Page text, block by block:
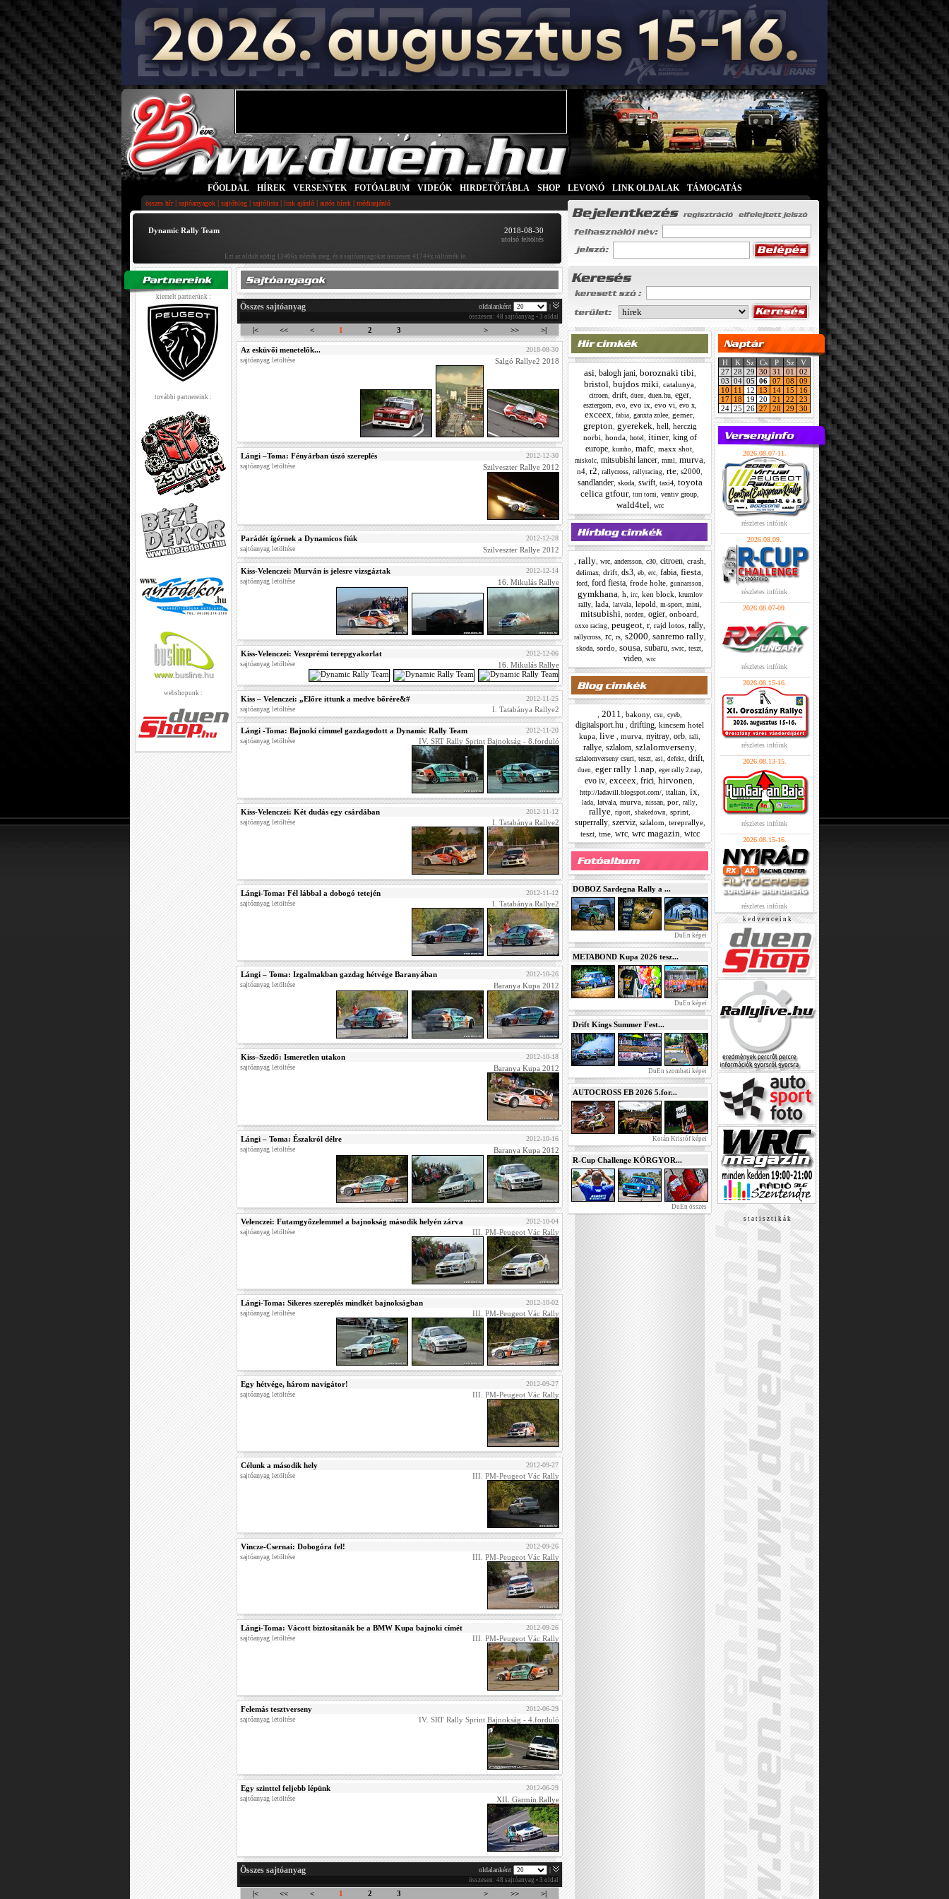
FŐOLDAL HÍREK VERSENYEK FOTÓALBUM VIDEÓK HIRDETŐTÁBLA SHOP LEVONÓ LINK OLDALAK TÁMOGATÁS
összes hír| sajtóanyagok | sajtóblog | sajtólista | link ajánló | autós hírek | médiaajánló
Dynamic Rally Team 2018-08-30
utolsó feltöltés
Ezt az oldalt eddig 13406x nézték meg, és a sajtóanyagokat összesen 41744x töltötték le.
kiemelt partnerünk :
további partnereink :
webshopunk :
Összes sajtóanyag oldalanként |
összesen: 48 sajtóanyag • 3 oldal
|< << < 1 2 3 > >> >|
Az esküvői menetelők...
2018-08-30
sajtóanyag letöltése
Salgó Rallye2 2018
Lángi –Toma: Fényárban úszó szereplés
2012-12-30
sajtóanyag letöltése
Szilveszter Rallye 2012
Parádét ígérnek a Dynamicos fiúk
2012-12-28
sajtóanyag letöltése
Szilveszter Rallye 2012
Kiss-Velenczei: Murván is jelesre vizsgáztak
2012-12-14
sajtóanyag letöltése
16. Mikulás Rallye
Kiss-Velenczei: Veszprémi terepgyakorlat
2012-12-06
sajtóanyag letöltése
16. Mikulás Rallye
Kiss – Velenczei: „Előre ittunk a medve bőrére&#
2012-11-25
sajtóanyag letöltése
I. Tatabánya Rallye2
Lángi -Toma: Bajnoki címmel gazdagodott a Dynamic Rally Team
2012-11-20
sajtóanyag letöltése
IV. SRT Rally Sprint Bajnokság - 8.forduló
Kiss-Velenczei: Két dudás egy csárdában
2012-11-12
sajtóanyag letöltése
I. Tatabánya Rallye2
Lángi-Toma: Fél lábbal a dobogó tetején
2012-11-12
sajtóanyag letöltése
I. Tatabánya Rallye2
Lángi – Toma: Izgalmakban gazdag hétvége Baranyában
2012-10-26
sajtóanyag letöltése
Baranya Kupa 2012
Kiss–Szedő: Ismeretlen utakon
2012-10-18
sajtóanyag letöltése
Baranya Kupa 2012
Lángi – Toma: Északról délre
2012-10-16
sajtóanyag letöltése
Baranya Kupa 2012
Velenczei: Futamgyőzelemmel a bajnokság második helyén zárva
2012-10-04
sajtóanyag letöltése
III. PM-Peugeot Vác Rally
Lángi-Toma: Sikeres szereplés mindkét bajnokságban
2012-10-02
sajtóanyag letöltése
III. PM-Peugeot Vác Rally
Egy hétvége, három navigátor!
2012-09-27
sajtóanyag letöltése
III. PM-Peugeot Vác Rally
Célunk a második hely
2012-09-27
sajtóanyag letöltése
III. PM-Peugeot Vác Rally
Vincze-Csernai: Dobogóra fel!
2012-09-26
sajtóanyag letöltése
III. PM-Peugeot Vác Rally
Lángi-Toma: Vácott biztosítanák be a BMW Kupa bajnoki címét
2012-09-26
sajtóanyag letöltése
III. PM-Peugeot Vác Rally
Felemás tesztverseny
2012-06-29
sajtóanyag letöltése
IV. SRT Rally Sprint Bajnokság - 4.forduló
Egy szinttel feljebb lépünk
2012-06-29
sajtóanyag letöltése
XII. Garmin Rallye
Összes sajtóanyag oldalanként |
összesen: 48 sajtóanyag • 3 oldal
|< << < 1 2 3 > >> >|
asi balogh jani, boroznaki tibi
bristol bujdos miki catalunya,
citroen, drift, duen duen.hu, eger,
esztergom evo, evo ix evo vi evo x,
exceex fabia ganxta zolee gemer
grepton gyerekek hell herczig
norbi honda, hotel itiner, king of
europe kumho mafc maxx shot
miskolc, mitsubishi lancer, mml murva
n4 r2 rallycross rallyracing rte s2000
sandlander, skoda, swift, taxi4, toyota
celica gtfour, turi tomi ventiv group
wald4tel wrc
rally, wrc, andersson, c30, citroen, crash
delimax drift ds3 eb erc fabia fiesta
ford, ford fiesta, frode holte, gunnarsson
gymkhana h irc, ken block
krumlov
rally, lada, latvala, lepold m-sport, mini
mitsubishi norden ogier onboard
oxxo racing peugeot, r, rajd lotos, rally,
rallycross, rc, rs, s2000 sanremo rally,
skoda sordo sousa subaru swrc teszt
video wrc
2011 bakony, csu cyeb
digitalsport.hu drifting kincsem hotel
kupa live murva nyitray orb rali
rallye, szlalom, szlalomverseny,
szlalomverseny csuri teszt, asi defekt, drift,
duen eger rally 1.nap eger rally 2.nap,
evo iv exceex frici hirvonen
http://ladavill.blogspot.com/ italian ix
lada latvala murva nissan por rally
rallye riport shakedown sprint
superrally, szerviz, szlalom tereprallye,
teszt, tme, wrc, wrc magazin wtcc
DOBOZ Sardegna Rally a ...
DuEn képei
METABOND Kupa 2026 tesz...
DuEn képei
Drift Kings Summer Fest...
DuEn szombati képei
AUTOCROSS EB 2026 5.for...
Kotán Kristóf képei
R-Cup Challenge KÖRGYOR...
DuEn összes
H K Sz Cs P Sz
V
27 28 29 30 31 01
02
03 04 05 06 07 08
09
10
11 12 13 14 15
16
17
18 19 20 21 22
23
24 25 26 27 28 29 30
2026.08.07-11.
részletes infóink
2026.08.09.
részletes infóink
2026.08.07-09.
részletes infóink
2026.08.15-16.
részletes infóink
2026.08.13-15.
részletes infóink
2026.08.15-16.
részletes infóink
k e d v e n c e i n k
s t a t i s z t i k á k